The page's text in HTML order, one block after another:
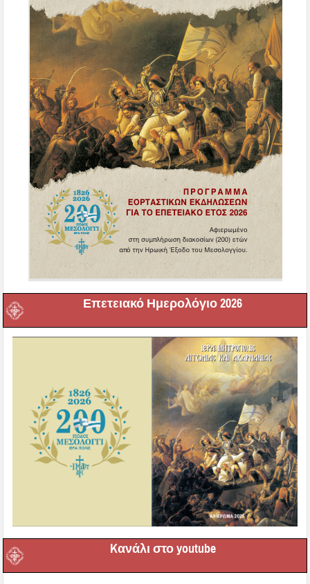
Επετειακό Ημερολόγιο 2026
Kανάλι στο youtube